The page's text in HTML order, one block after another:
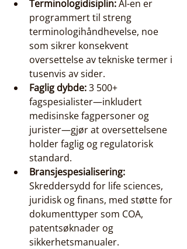
Terminologidisiplin: AI-en er
programmert til streng
terminologihåndhevelse, noe
som sikrer konsekvent
oversettelse av tekniske termer i
tusenvis av sider.
Faglig dybde: 3 500+
fagspesialister—inkludert
medisinske fagpersoner og
jurister—gjør at oversettelsene
holder faglig og regulatorisk
standard.
Bransjespesialisering:
Skreddersydd for life sciences,
juridisk og finans, med støtte for
dokumenttyper som COA,
patentsøknader og
sikkerhetsmanualer.